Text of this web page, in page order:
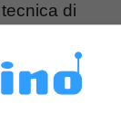
tecnica di
parte dal